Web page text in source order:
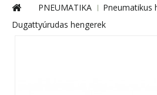
PNEUMATIKA
Pneumatikus
Dugattyúrudas hengerek